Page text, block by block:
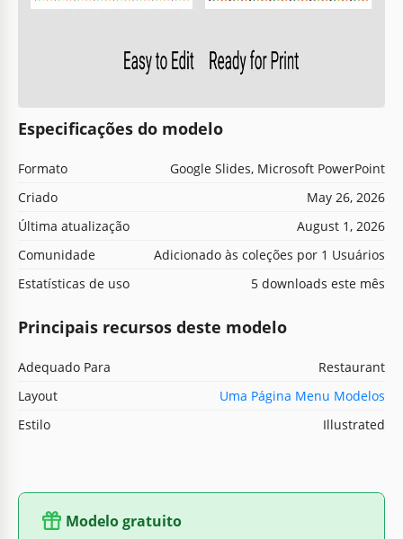
Especificações do modelo
Formato
Google Slides, Microsoft PowerPoint
Criado
May 26, 2026
Última atualização
August 1, 2026
Comunidade
Adicionado às coleções por 1 Usuários
Estatísticas de uso
5 downloads este mês
Principais recursos deste modelo
Adequado Para
Restaurant
Layout
Uma Página Menu Modelos
Estilo
Illustrated
Modelo gratuito